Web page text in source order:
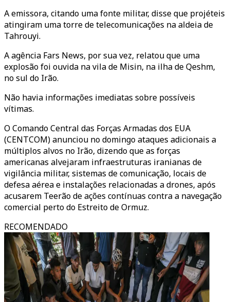
A emissora, citando uma fonte militar, disse que projéteis
atingiram uma torre de telecomunicações na aldeia de
Tahrouyi.
A agência Fars News, por sua vez, relatou que uma
explosão foi ouvida na vila de Misin, na ilha de Qeshm,
no sul do Irão.
Não havia informações imediatas sobre possíveis
vítimas.
O Comando Central das Forças Armadas dos EUA
(CENTCOM) anunciou no domingo ataques adicionais a
múltiplos alvos no Irão, dizendo que as forças
americanas alvejaram infraestruturas iranianas de
vigilância militar, sistemas de comunicação, locais de
defesa aérea e instalações relacionadas a drones, após
acusarem Teerão de ações contínuas contra a navegação
comercial perto do Estreito de Ormuz.
RECOMENDADO